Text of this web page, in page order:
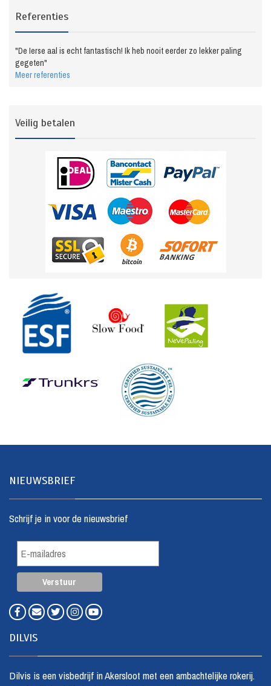
Referenties
"De Ierse aal is echt fantastisch! Ik heb nooit eerder zo lekker paling
gegeten"
Meer referenties
Veilig betalen
NIEUWSBRIEF
Schrijf je in voor de nieuwsbrief
DILVIS
Dilvis is een visbedrijf in Akersloot met een ambachtelijke rokerij.